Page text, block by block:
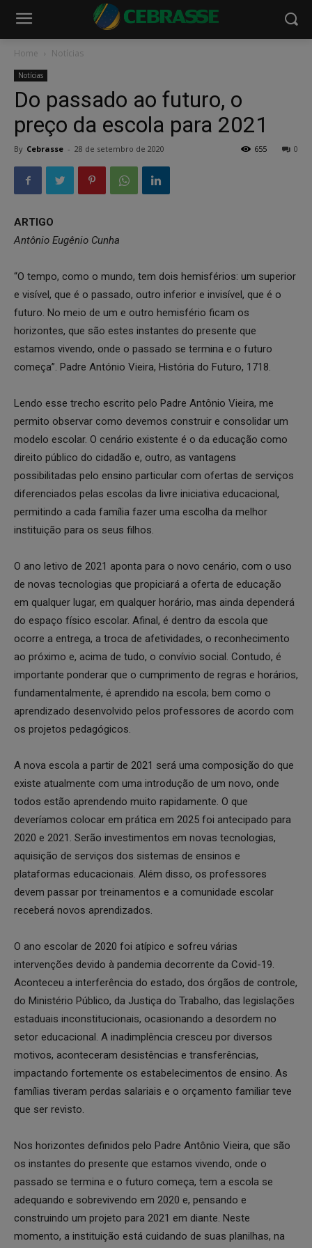
Home Notícias
Notícias
Do passado ao futuro, o
preço da escola para 2021
By Cebrasse - 28 de setembro de 2020 0
655
ARTIGO
Antônio Eugênio Cunha
“O tempo, como o mundo, tem dois hemisférios: um superior
e visível, que é o passado, outro inferior e invisível, que é o
futuro. No meio de um e outro hemisfério ficam os
horizontes, que são estes instantes do presente que
estamos vivendo, onde o passado se termina e o futuro
começa”. Padre António Vieira, História do Futuro, 1718.
Lendo esse trecho escrito pelo Padre Antônio Vieira, me
permito observar como devemos construir e consolidar um
modelo escolar. O cenário existente é o da educação como
direito público do cidadão e, outro, as vantagens
possibilitadas pelo ensino particular com ofertas de serviços
diferenciados pelas escolas da livre iniciativa educacional,
permitindo a cada família fazer uma escolha da melhor
instituição para os seus filhos.
O ano letivo de 2021 aponta para o novo cenário, com o uso
de novas tecnologias que propiciará a oferta de educação
em qualquer lugar, em qualquer horário, mas ainda dependerá
do espaço físico escolar. Afinal, é dentro da escola que
ocorre a entrega, a troca de afetividades, o reconhecimento
ao próximo e, acima de tudo, o convívio social. Contudo, é
importante ponderar que o cumprimento de regras e horários,
fundamentalmente, é aprendido na escola; bem como o
aprendizado desenvolvido pelos professores de acordo com
os projetos pedagógicos.
A nova escola a partir de 2021 será uma composição do que
existe atualmente com uma introdução de um novo, onde
todos estão aprendendo muito rapidamente. O que
deveríamos colocar em prática em 2025 foi antecipado para
2020 e 2021. Serão investimentos em novas tecnologias,
aquisição de serviços dos sistemas de ensinos e
plataformas educacionais. Além disso, os professores
devem passar por treinamentos e a comunidade escolar
receberá novos aprendizados.
O ano escolar de 2020 foi atípico e sofreu várias
intervenções devido à pandemia decorrente da Covid-19.
Aconteceu a interferência do estado, dos órgãos de controle,
do Ministério Público, da Justiça do Trabalho, das legislações
estaduais inconstitucionais, ocasionando a desordem no
setor educacional. A inadimplência cresceu por diversos
motivos, aconteceram desistências e transferências,
impactando fortemente os estabelecimentos de ensino. As
famílias tiveram perdas salariais e o orçamento familiar teve
que ser revisto.
Nos horizontes definidos pelo Padre Antônio Vieira, que são
os instantes do presente que estamos vivendo, onde o
passado se termina e o futuro começa, tem a escola se
adequando e sobrevivendo em 2020 e, pensando e
construindo um projeto para 2021 em diante. Neste
momento, a instituição está cuidando de suas planilhas, na